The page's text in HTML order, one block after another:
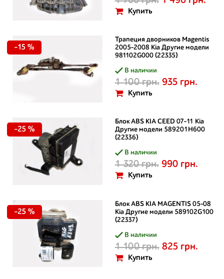
Купить
Трапеция дворников Magentis
2005-2008 Kia Другие модели
981102G000 (22335)
В наличии
1 100 грн. 935 грн.
Купить
-15 %
Блок ABS KIA CEED 07-11 Kia
Другие модели 589201H600
(22336)
В наличии
1 320 грн. 990 грн.
Купить
-25 %
Блок ABS KIA MAGENTIS 05-08
Kia Другие модели 589102G100
(22337)
В наличии
1 100 грн. 825 грн.
Купить
-25 %